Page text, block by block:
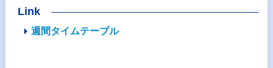
Link
週間タイムテーブル